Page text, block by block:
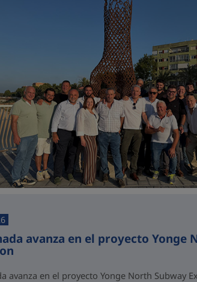
avanza en el proyecto Yonge
avanza en el proyecto Yonge North Subway